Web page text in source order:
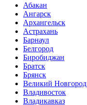
Абакан
Ангарск
Архангельск
Астрахань
Барнаул
Белгород
Биробиджан
Братск
Брянск
Великий Новгород
Владивосток
Владикавказ